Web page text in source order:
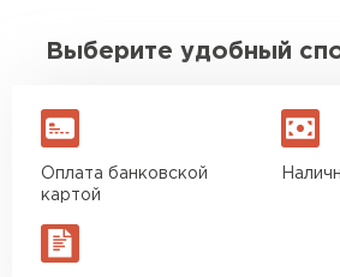
Выберите удобный
Оплата банковской
картой